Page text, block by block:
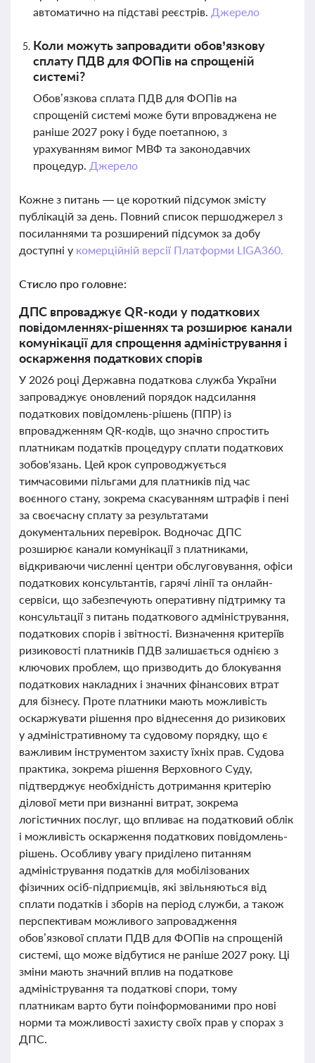
автоматично на підставі реєстрів. Джерело
Коли можуть запровадити обов’язкову
сплату ПДВ для ФОПів на спрощеній
системі?
Обов’язкова сплата ПДВ для ФОПів на
спрощеній системі може бути впроваджена не
раніше 2027 року і буде поетапною, з
урахуванням вимог МВФ та законодавчих
процедур. Джерело
Кожне з питань — це короткий підсумок змісту
публікацій за день. Повний список першоджерел з
посиланнями та розширений підсумок за добу
доступні у комерційній версії Платформи LIGA360.
Стисло про головне:
ДПС впроваджує QR-коди у податкових
повідомленнях-рішеннях та розширює канали
комунікації для спрощення адміністрування і
оскарження податкових спорів
У 2026 році Державна податкова служба України
запроваджує оновлений порядок надсилання
податкових повідомлень-рішень (ППР) із
впровадженням QR-кодів, що значно спростить
платникам податків процедуру сплати податкових
зобов'язань. Цей крок супроводжується
тимчасовими пільгами для платників під час
воєнного стану, зокрема скасуванням штрафів і пені
за своєчасну сплату за результатами
документальних перевірок. Водночас ДПС
розширює канали комунікації з платниками,
відкриваючи численні центри обслуговування, офіси
податкових консультантів, гарячі лінії та онлайн-
сервіси, що забезпечують оперативну підтримку та
консультації з питань податкового адміністрування,
податкових спорів і звітності. Визначення критеріїв
ризиковості платників ПДВ залишається однією з
ключових проблем, що призводить до блокування
податкових накладних і значних фінансових втрат
для бізнесу. Проте платники мають можливість
оскаржувати рішення про віднесення до ризикових
у адміністративному та судовому порядку, що є
важливим інструментом захисту їхніх прав. Судова
практика, зокрема рішення Верховного Суду,
підтверджує необхідність дотримання критерію
ділової мети при визнанні витрат, зокрема
логістичних послуг, що впливає на податковий облік
і можливість оскарження податкових повідомлень-
рішень. Особливу увагу приділено питанням
адміністрування податків для мобілізованих
фізичних осіб-підприємців, які звільняються від
сплати податків і зборів на період служби, а також
перспективам можливого запровадження
обов’язкової сплати ПДВ для ФОПів на спрощеній
системі, що може відбутися не раніше 2027 року. Ці
зміни мають значний вплив на податкове
адміністрування та податкові спори, тому
платникам варто бути поінформованими про нові
норми та можливості захисту своїх прав у спорах з
ДПС.